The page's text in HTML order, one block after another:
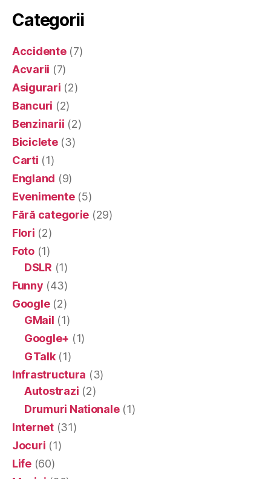
Categorii
Accidente(7)
Acvarii (7)
Asigurari (2)
Bancuri (2)
Benzinarii (2)
Biciclete(3)
Carti (1)
England (9)
Evenimente(5)
Fără categorie (29)
Flori (2)
Foto(1)
DSLR (1)
Funny (43)
Google(2)
GMail (1)
Google+ (1)
GTalk(1)
Infrastructura (3)
Autostrazi (2)
Drumuri Nationale(1)
Internet(31)
Jocuri (1)
Life(60)